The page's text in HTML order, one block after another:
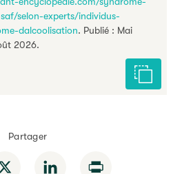
selon-experts/individus-
dalcoolisation. Publié : Mai
2026.
Citer
Partager
LinkedIn